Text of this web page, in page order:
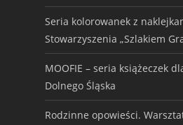
Seria kolorowanek z
Stowarzyszenia „Szlakiem
MOOFIE – seria książeczek
Dolnego Śląska
Rodzinne opowieści.